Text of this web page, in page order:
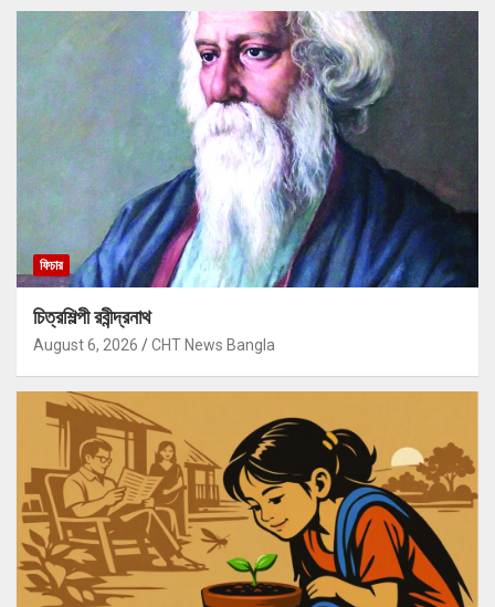
ফিচার
চিত্রশিল্পী রবীন্দ্রনাথ
August 6, 2026 CHT News Bangla